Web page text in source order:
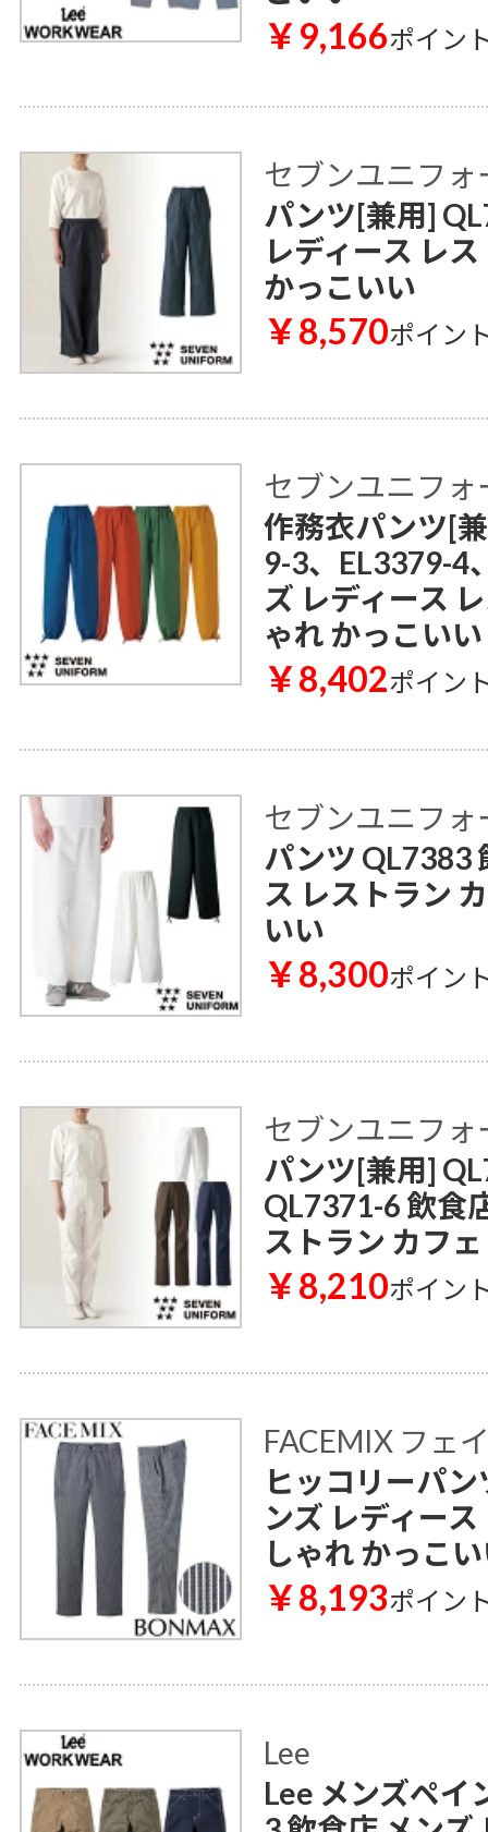
￥9,166ポイン
セブンユニフォ
パンツ[兼用]
レディース レ
かっこいい
￥8,570ポイン
セブンユニフォ
作務衣パンツ[
9-3、EL3379-4
ズ レディース
ゃれ かっこいい
￥8,402ポイン
セブンユニフォ
パンツ QL7383
ス レストラン
いい
￥8,300ポイン
セブンユニフォ
パンツ[兼用]
QL7371-6 飲食
ストラン カフ
￥8,210ポイン
FACEMIX フェ
ヒッコリーパン
ンズ レディー
しゃれ かっこ
￥8,193ポイン
Lee
Lee メンズペイ